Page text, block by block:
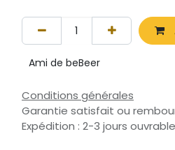
Ami de beBeer
Conditions générales
Garantie satisfait ou
Expédition : 2-3 jours